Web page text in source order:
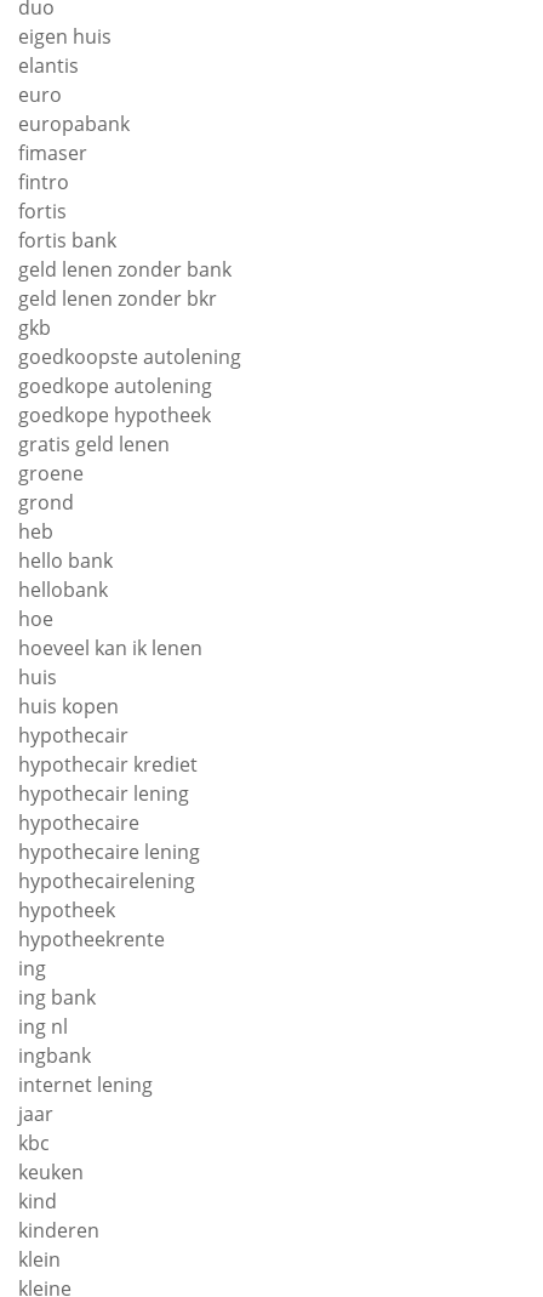
duo
eigen huis
elantis
euro
europabank
fimaser
fintro
fortis
fortis bank
geld lenen zonder bank
geld lenen zonder bkr
gkb
goedkoopste autolening
goedkope autolening
goedkope hypotheek
gratis geld lenen
groene
grond
heb
hello bank
hellobank
hoe
hoeveel kan ik lenen
huis
huis kopen
hypothecair
hypothecair krediet
hypothecair lening
hypothecaire
hypothecaire lening
hypothecairelening
hypotheek
hypotheekrente
ing
ing bank
ing nl
ingbank
internet lening
jaar
kbc
keuken
kind
kinderen
klein
kleine